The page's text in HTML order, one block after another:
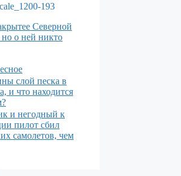
Северной
о ней никто
слой песка в
и что находится
и негодный к
пилот сбил
самолетов, чем